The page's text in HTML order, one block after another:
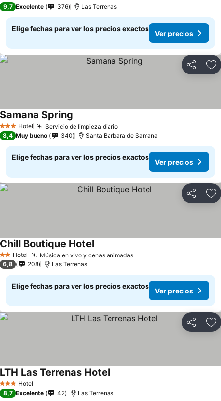
9,7 Excelente 376 Las Terrenas
Elige fechas para ver los precios exactos
Ver precios
Compartir
3 Estrellas
Hotel Servicio de limpieza diarioVer precios
Samana Spring
8,4 Muy bueno 340 Santa Barbara de Samana
Elige fechas para ver los precios exactos
Ver precios
Compartir
2 Estrellas
Hotel Música en vivo y cenas animadasVer precios
Chill Boutique HotelVer precios
6,8 208 Las Terrenas
Elige fechas para ver los precios exactos
Ver precios
Compartir
3 Estrellas
Hotel
LTH Las Terrenas HotelVer precios
8,7 Excelente 42 Las Terrenas